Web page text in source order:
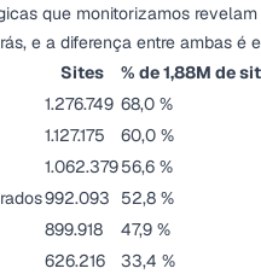
que monitorizamos
e a diferença entre ambas é
Sites
% de 1,88M de
1.276.749 68,0 %
1.127.175
60,0 %
1.062.37956,6 %
992.093
52,8 %
899.918
47,9 %
626.216
33,4 %